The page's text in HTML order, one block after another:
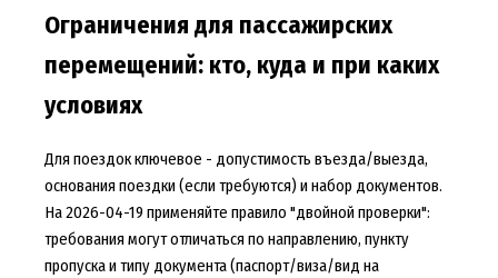
Ограничения для пассажирских
перемещений: кто, куда и при каких
условиях
Для поездок ключевое - допустимость въезда/выезда,
основания поездки (если требуются) и набор документов.
На 2026-04-19 применяйте правило "двойной проверки":
требования могут отличаться по направлению, пункту
пропуска и типу документа (паспорт/виза/вид на